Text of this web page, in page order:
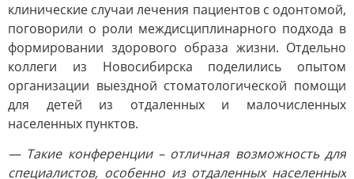
клинические случаи лечения пациентов с одонтомой,
поговорили о роли междисциплинарного подхода в
формировании здорового образа жизни. Отдельно
коллеги из Новосибирска поделились опытом
организации выездной стоматологической помощи
для детей из отдаленных и малочисленных
населенных пунктов.
— Такие конференции – отличная возможность для
специалистов, особенно из отдаленных населенных